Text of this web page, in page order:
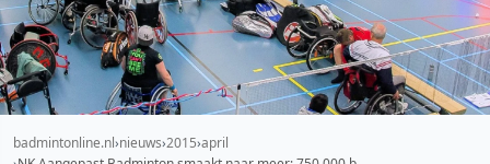
badmintonline.nl nieuws 2015 april